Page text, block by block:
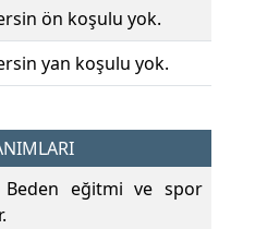
ön koşulu yok.
yan koşulu yok.
Beden eğitmi ve spor